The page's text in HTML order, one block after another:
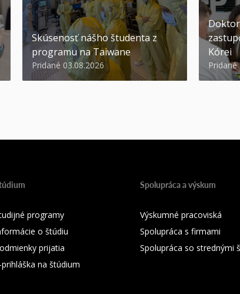
Skúsenosť nášho študenta z
programu na Taiwane
Pridané 03.08.2026
Kórei
Pridané
programy
o štúdiu
prijatia
prihláška na štúdium
Spolupráca a výskum
Výskumné pracoviská
Spolupráca s firmami
Spolupráca so strednými